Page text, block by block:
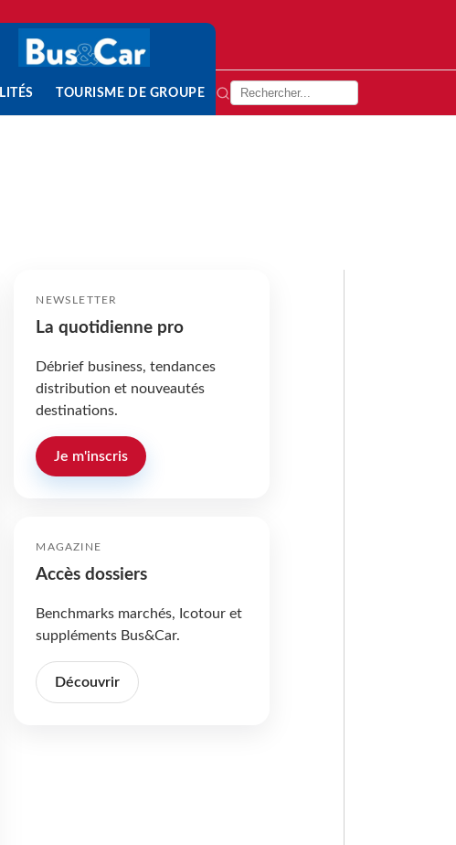
TOURISME DE GROUPE
NEWSLETTER
La quotidienne pro
Débrief business, tendances
distribution et nouveautés
destinations.
Je m'inscris
MAGAZINE
Accès dossiers
Benchmarks marchés, Icotour et
suppléments Bus&Car.
Découvrir